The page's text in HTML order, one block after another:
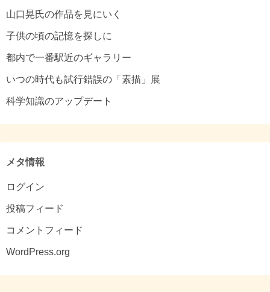
山口晃氏の作品を見にいく
子供の頃の記憶を探しに
都内で一番駅近のギャラリー
いつの時代も試行錯誤の「素描」展
科学知識のアップデート
メタ情報
ログイン
投稿フィード
コメントフィード
WordPress.org